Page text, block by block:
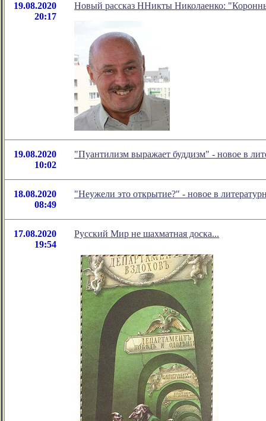
19.08.2020
20:17
Новый рассказ ННикты Николаенко:
19.08.2020
10:02
"Пуантилизм выражает буддизм" - новое в
18.08.2020
08:49
"Неужели это открытие?" - новое в
17.08.2020
19:54
Русский Мир не шахматная доска...